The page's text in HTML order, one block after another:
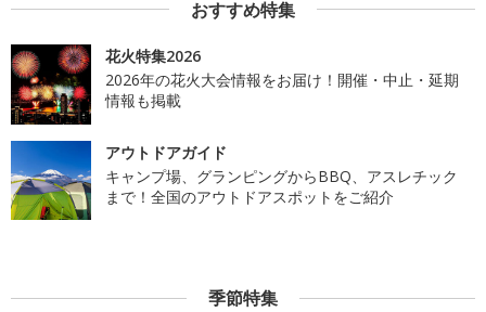
おすすめ特集
花火特集2026
2026年の花火大会情報をお届け！開催・中止・延期
情報も掲載
アウトドアガイド
キャンプ場、グランピングからBBQ、アスレチック
まで！全国のアウトドアスポットをご紹介
季節特集